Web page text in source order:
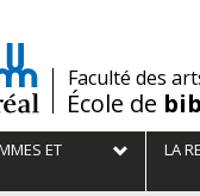
/Faculté des
École de
ET LA